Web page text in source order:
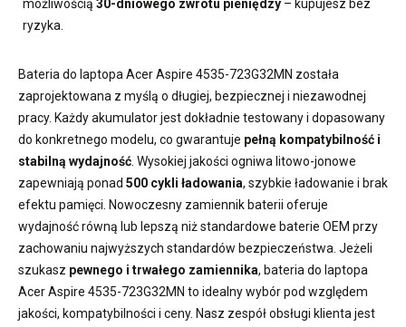
możliwością 30-dniowego zwrotu pieniędzy – kupujesz bez
ryzyka.
Bateria do laptopa Acer Aspire 4535-723G32MN została
zaprojektowana z myślą o długiej, bezpiecznej i niezawodnej
pracy. Każdy akumulator jest dokładnie testowany i dopasowany
do konkretnego modelu, co gwarantuje pełną kompatybilność i
stabilną wydajność . Wysokiej jakości ogniwa litowo-jonowe
zapewniają ponad 500 cykli ładowania, szybkie ładowanie i brak
efektu pamięci. Nowoczesny zamiennik baterii oferuje
wydajność równą lub lepszą niż standardowe baterie OEM przy
zachowaniu najwyższych standardów bezpieczeństwa. Jeżeli
szukasz pewnego i trwałego zamiennika, bateria do laptopa
Acer Aspire 4535-723G32MN to idealny wybór pod względem
jakości, kompatybilności i ceny. Nasz zespół obsługi klienta jest